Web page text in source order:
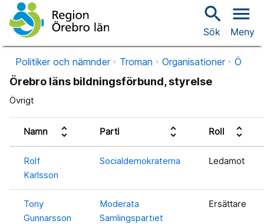
search
Sök
menu
Meny
Politiker och nämnder Troman Organisationer Ö
Örebro läns bildningsförbund, styrelse
Övrigt
Namn unfold_more Parti unfold_more Roll unfold_more
Rolf
Karlsson
Socialdemokraterna Ledamot
Tony
Gunnarsson
Moderata
Samlingspartiet
Ersättare